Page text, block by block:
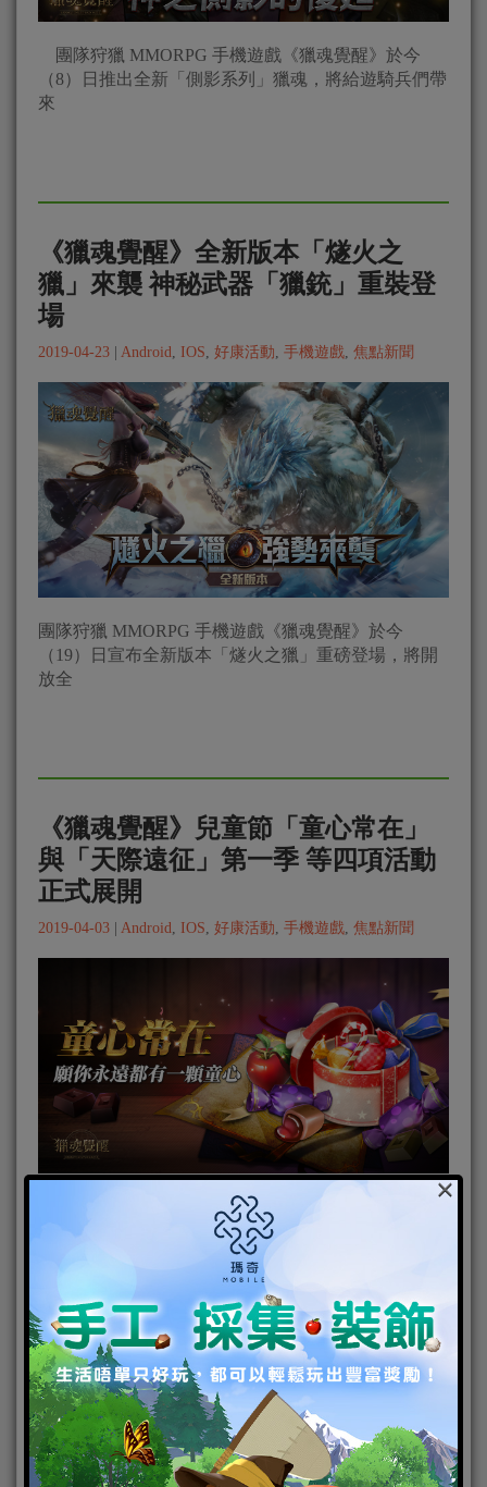
團隊狩獵 MMORPG 手機遊戲《獵魂覺醒》於今
（8）日推出全新「側影系列」獵魂，將給遊騎兵們帶
來
《獵魂覺醒》全新版本「燧火之
獵」來襲 神秘武器「獵銃」重裝登
場
2019-04-23 Android, IOS, 好康活動, 手機遊戲, 焦點新聞
團隊狩獵 MMORPG 手機遊戲《獵魂覺醒》於今
（19）日宣布全新版本「燧火之獵」重磅登場，將開
放全
《獵魂覺醒》兒童節「童心常在」
與「天際遠征」第一季 等四項活動
正式展開
2019-04-03 Android, IOS, 好康活動, 手機遊戲, 焦點新聞
團隊狩獵 MMORPG 手機遊戲《獵魂覺醒》於今
（3）日宣布兒童節活動「童心常在」登場，玩家將可
《獵魂覺醒》情人節活動登場 「聖
殿騎士」占卜獎池限時開啟
2019-02-13|Android,IOS,好康活動 ,手機遊戲,焦點新聞
×